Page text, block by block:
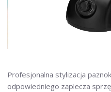
Profesjonalna stylizacja
odpowiedniego zaplecza